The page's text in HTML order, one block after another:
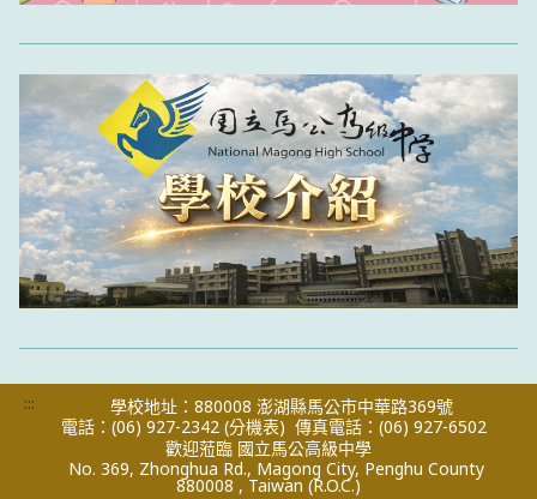
:::
學校地址：880008 澎湖縣馬公市中華路369號
電話：(06) 927-2342 (分機表) 傳真電話：(06) 927-6502
歡迎蒞臨 國立馬公高級中學
No. 369, Zhonghua Rd., Magong City, Penghu County
880008 , Taiwan (R.O.C.)